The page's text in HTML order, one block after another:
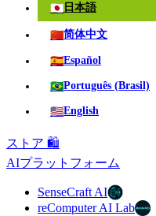
🇯🇵 日本語
🇨🇳简体中文
🇪🇸Español
🇧🇷Português (Brasil)
🇺🇸English
ストア 🛍️
AIプラットフォーム
SenseCraft AI
reComputer AI Lab